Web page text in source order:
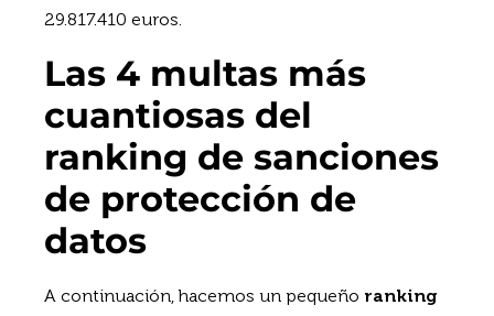
29.817.410 euros.
Las 4 multas más
cuantiosas del
ranking de sanciones
de protección de
datos
A continuación, hacemos un pequeño ranking